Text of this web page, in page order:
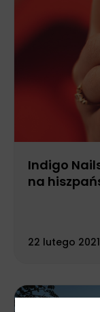
Indigo
na
22 lutego 2021